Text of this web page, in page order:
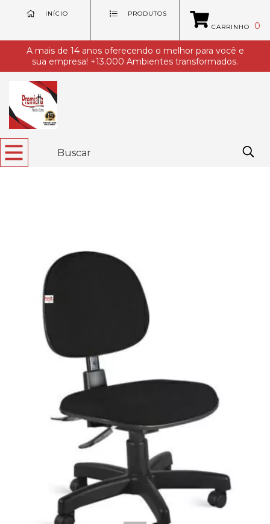
INÍCIO
PRODUTOS
CARRINHO
0
A mais de 14 anos oferecendo o melhor para você e
sua empresa! +13.000 Ambientes transformados.